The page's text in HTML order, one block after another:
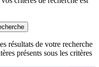
résultats de votre recherche
présents sous les critères